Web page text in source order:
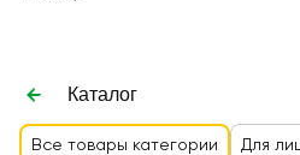
Каталог
Все товары категории Для